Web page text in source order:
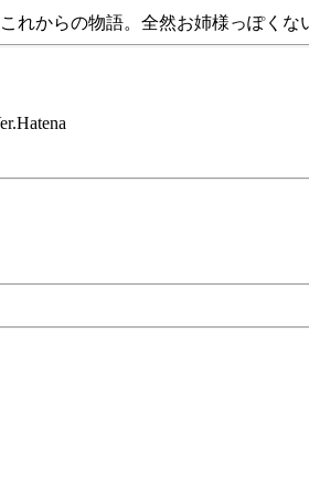
れからの物語。全然お姉様っぽくな